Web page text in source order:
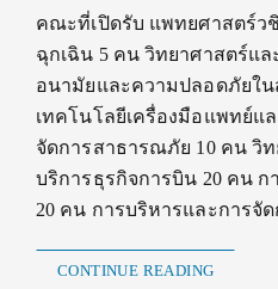
คณะที่เปิดรับ แพทยศาสตร์ว
ฉุกเฉิน 5 คน วิทยาศาสตร์แ
อนามัยและความปลอดภัยใ
เทคโนโลยีเครื่องมือแพทย์แ
จัดการสาธารณภัย 10 คน วิ
บริการธุรกิจการบิน 20 คน
20 คน การบริหารและการจั
CONTINUE READING